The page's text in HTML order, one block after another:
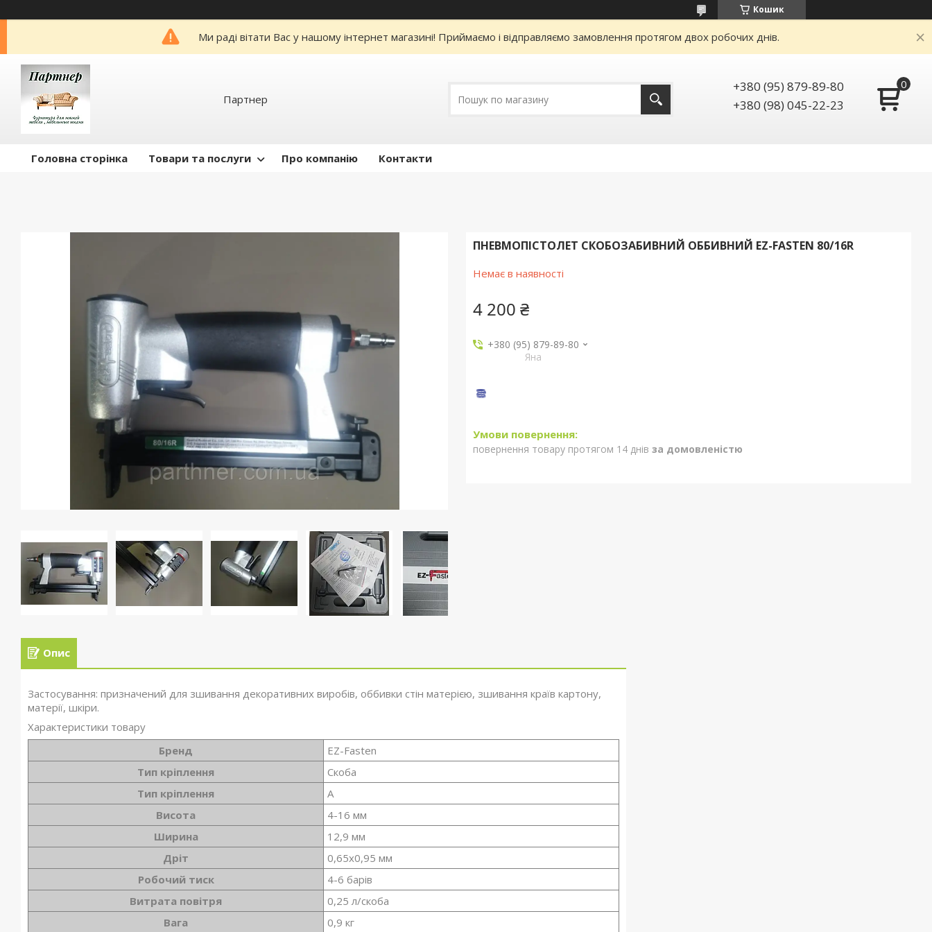
Кошик
Ми раді вітати Вас у нашому інтернет магазині! Приймаємо і відправляємо замовлення протягом двох робочих днів.
Партнер
+380 (95) 879-89-80
+380 (98) 045-22-23
Головна сторінка Товари та послуги Про компанію Контакти
ПНЕВМОПІСТОЛЕТ СКОБОЗАБИВНИЙ ОББИВНИЙ EZ-FASTEN 80/16R
Немає в наявності
4 200 ₴
+380 (95) 879-89-80
Яна
повернення товару протягом 14 днів за домовленістю
Опис
Застосування: призначений для зшивання декоративних виробів, оббивки стін матерією, зшивання країв картону,
матерії, шкіри.
Характеристики товару
Бренд
EZ-Fasten
Тип кріплення
Скоба
Тип кріплення
A
Висота
4-16 мм
Ширина
12,9 мм
Дріт
0,65х0,95 мм
Робочий тиск
4-6 барів
Витрата повітря
0,25 л/скоба
Вага
0,9 кг